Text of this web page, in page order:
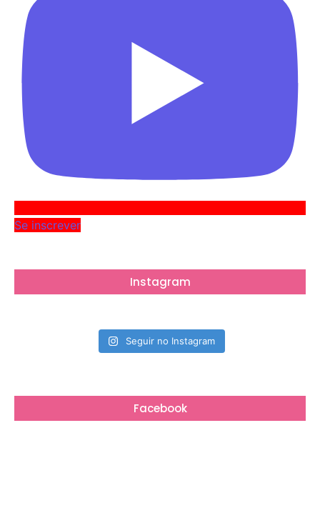
Se inscrever
Instagram
Seguir no Instagram
Facebook